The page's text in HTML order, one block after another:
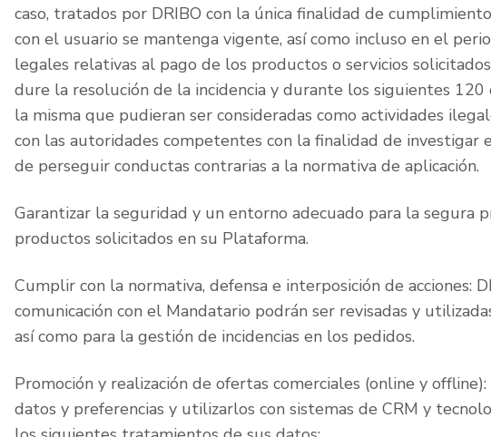
caso, tratados por DRIBO con la única finalidad de
con el usuario se mantenga vigente, así como incluso en el
legales relativas al pago de los productos o servicios
dure la resolución de la incidencia y durante los siguientes
la misma que pudieran ser consideradas como actividades
con las autoridades competentes con la finalidad de
de perseguir conductas contrarias a la normativa de aplicación.
Garantizar la seguridad y un entorno adecuado para la segura
productos solicitados en su Plataforma.
Cumplir con la normativa, defensa e interposición de acciones:
comunicación con el Mandatario podrán ser revisadas y
así como para la gestión de incidencias en los pedidos.
Promoción y realización de ofertas comerciales (online y
datos y preferencias y utilizarlos con sistemas de CRM y